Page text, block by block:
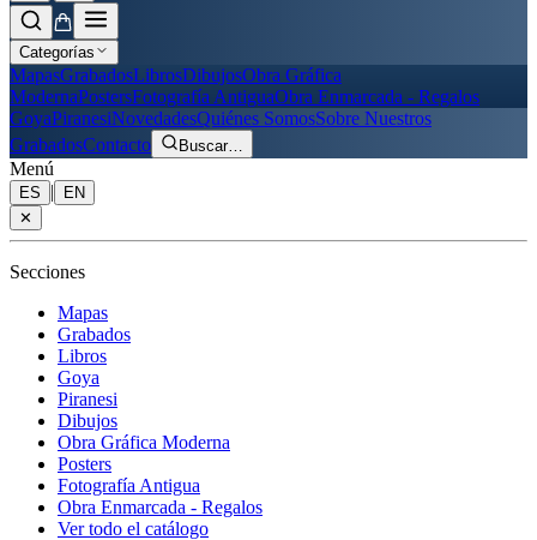
Categorías
MapasGrabadosLibrosDibujosObra Gráfica
ModernaPostersFotografía AntiguaObra Enmarcada - Regalos
GoyaPiranesiNovedadesQuiénes SomosSobre Nuestros
GrabadosContacto Buscar…
Menú
ES |
EN
✕
Secciones
Mapas
Grabados
Libros
Goya
Piranesi
Dibujos
Obra Gráfica Moderna
Posters
Fotografía Antigua
Obra Enmarcada - Regalos
Ver todo el catálogo